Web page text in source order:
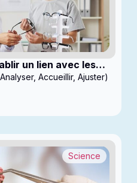
un lien avec les
Accueillir, Ajuster)
Science